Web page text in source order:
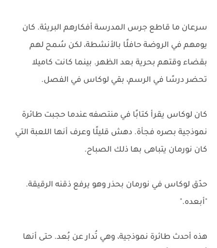
سرعان ما قاطع جرس المدرسة أفكارهم البريئة. كان
يومهم في الروضة حافلًا بالأنشطة، لكن سُمح لهم
بقضاء وقتهم بحرية بعد الظهر. بينما كانت كاميلا
تحضر درسًا في الرسم، بقي لوكاس في الفصل.
كان لوكاس يقرأ كتابًا في منتصفه عندما حجبت طائرة
نموذجية بصره فجأة. دهش قليلًا وعرف أنها اللعبة التي
كان نورمان يتباهى بها ذلك الصباح.
حدّق لوكاس في نورمان بحذر وهو يرفع ذقنه الرقيقة.
"أبعده."
هذه أحدث طائرة نموذجية، وهي تُدار عن بُعد. حتى أنها